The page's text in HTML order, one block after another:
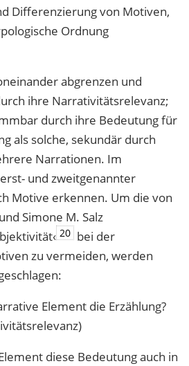
Differenzierung von Motiven,
Ordnung
abgrenzen und
ihre Narrativitätsrelevanz;
durch ihre Bedeutung für
als solche, sekundär durch
Narrationen. Im
und zweitgenannter
Motive erkennen. Um die von
Simone M. Salz
20 bei der
zu vermeiden, werden
Element die Erzählung?
diese Bedeutung auch in